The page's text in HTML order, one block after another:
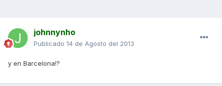
johnnynho
Publicado 14 de Agosto del 2013
y en Barcelona!?